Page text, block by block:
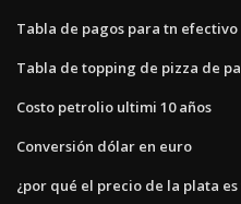
Tabla de pagos para tn efectivo
Tabla de topping de pizza de
Costo petrolio ultimi 10 años
Conversión dólar en euro
¿por qué el precio de la plata es